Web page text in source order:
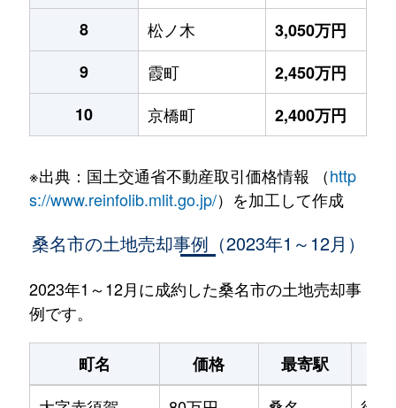
8
松ノ木
3,050万円
9
霞町
2,450万円
10
京橋町 2,400万円
※出典：国土交通省不動産取引価格情報 （http
s://www.reinfolib.mlit.go.jp/）を加工して作成
桑名市の土地売却事例（2023年1～12月）
2023年1～12月に成約した桑名市の土地売却事
例です。
町名 価格 最寄駅